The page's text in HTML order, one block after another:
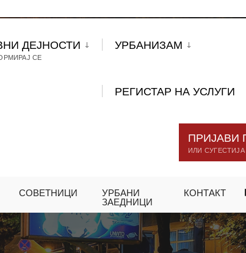
ДЕЈНОСТИ
СЕ
УРБАНИЗАМ
РЕГИСТАР НА УСЛУГИ
ПРИЈАВИ
ИЛИ СУГЕСТИЈА
СОВЕТНИЦИ
УРБАНИ
ЗАЕДНИЦИ
КОНТАКТ